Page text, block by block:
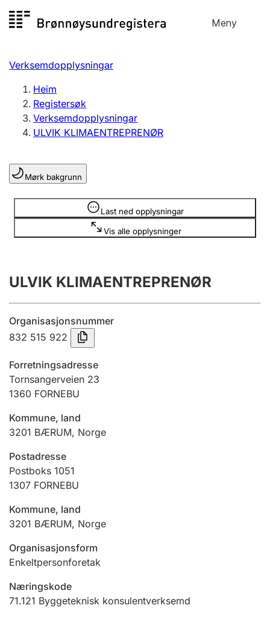
til
Meny
Registersøk
Aksjeselskap
Enkeltpersonføretak
Registrere, endre, slette
Lag og foreining
Registrere, endre, slette
Innsending og forseinkingsgebyr
Tinglysing
Jeger
Ektepaktrettleiaren
Verksemdopplysningar
Heim
Registersøk
Verksemdopplysningar
ULVIK KLIMAENTREPRENØR
Mørk bakgrunn
Last ned opplysningar
Vis alle opplysninger
Opplysninger er skjult
ULVIK KLIMAENTREPRENØR
Organisasjonsnummer
832 515 922
Forretningsadresse
Tornsangerveien 23
1360 FORNEBU
Kommune, land
3201 BÆRUM, Norge
Postadresse
Postboks 1051
1307 FORNEBU
Kommune, land
3201 BÆRUM, Norge
Organisasjonsform
Enkeltpersonforetak
Næringskode
71.121 Byggeteknisk konsulentverksemd